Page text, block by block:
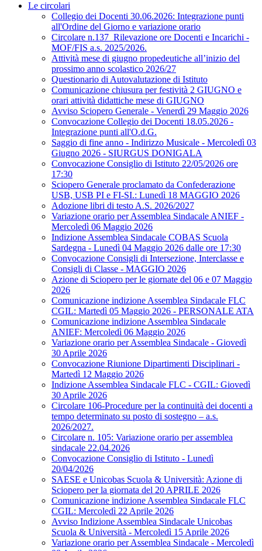
Le circolari
Collegio dei Docenti 30.06.2026: Integrazione punti
all'Ordine del Giorno e variazione orario
Circolare n.137_Rilevazione ore Docenti e Incarichi -
MOF/FIS a.s. 2025/2026.
Attività mese di giugno propedeutiche all’inizio del
prossimo anno scolastico 2026/27
Questionario di Autovalutazione di Istituto
Comunicazione chiusura per festività 2 GIUGNO e
orari attività didattiche mese di GIUGNO
Avviso Sciopero Generale - Venerdì 29 Maggio 2026
Convocazione Collegio dei Docenti 18.05.2026 -
Integrazione punti all'O.d.G.
Saggio di fine anno - Indirizzo Musicale - Mercoledì 03
Giugno 2026 - SIURGUS DONIGALA
Convocazione Consiglio di Istituto 22/05/2026 ore
17:30
Sciopero Generale proclamato da Confederazione
USB, USB PI e FI-SI.: Lunedì 18 MAGGIO 2026
Adozione libri di testo A.S. 2026/2027
Variazione orario per Assemblea Sindacale ANIEF -
Mercoledì 06 Maggio 2026
Indizione Assemblea Sindacale COBAS Scuola
Sardegna - Lunedì 04 Maggio 2026 dalle ore 17:30
Convocazione Consigli di Intersezione, Interclasse e
Consigli di Classe - MAGGIO 2026
Azione di Sciopero per le giornate del 06 e 07 Maggio
2026
Comunicazione indizione Assemblea Sindacale FLC
CGIL: Martedì 05 Maggio 2026 - PERSONALE ATA
Comunicazione indizione Assemblea Sindacale
ANIEF: Mercoledì 06 Maggio 2026
Variazione orario per Assemblea Sindacale - Giovedì
30 Aprile 2026
Convocazione Riunione Dipartimenti Disciplinari -
Martedì 12 Maggio 2026
Indizione Assemblea Sindacale FLC - CGIL: Giovedì
30 Aprile 2026
Circolare 106-Procedure per la continuità dei docenti a
tempo determinato su posto di sostegno – a.s.
2026/2027.
Circolare n. 105: Variazione orario per assemblea
sindacale 22.04.2026
Convocazione Consiglio di Istituto - Lunedì
20/04/2026
SAESE e Unicobas Scuola & Università: Azione di
Sciopero per la giornata del 20 APRILE 2026
Comunicazione indizione Assemblea Sindacale FLC
CGIL: Mercoledì 22 Aprile 2026
Avviso Indizione Assemblea Sindacale Unicobas
Scuola & Università - Mercoledì 15 Aprile 2026
Variazione orario per Assemblea Sindacale - Mercoledì